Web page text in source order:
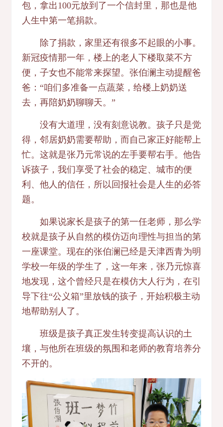
包，拿出100元放到了一个信封里，那也是他
人生中第一笔捐款。
除了捐款，家里还有很多不起眼的小事。
新冠疫情那一年，楼上的老人下楼取菜不方
便，子女也不能常来探望。张伯澜主动提醒爸
爸：“咱们多准备一点蔬菜，给楼上奶奶送
去，再陪奶奶聊聊天。”
没有大道理，没有刻意说教。孩子只是觉
得，邻居奶奶需要帮助，而自己家正好能帮上
忙。这就是张乃元常说的左手要帮右手。他告
诉孩子，我们享受了社会的稳定、城市的便
利、他人的信任，所以回报社会是人生的必答
题。
如果说家长是孩子的第一任老师，那么学
校就是孩子从自然的模仿迈向理性与担当的第
一座课堂。现在的张伯澜已经是天津西青为明
学校一年级的学生了，这一年来，张乃元惊喜
地发现，这个曾经只是在模仿大人行为，在引
导下往“公义箱”里放钱的孩子，开始积极主动
地帮助别人了。
班级是孩子真正发生转变提高认识的土
壤，与他所在班级的氛围和老师的教育培养分
不开的。